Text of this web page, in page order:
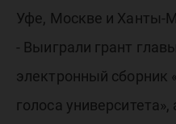
Уфе, Москве и Ханты-
- Выиграли грант
электронный сборник
голоса